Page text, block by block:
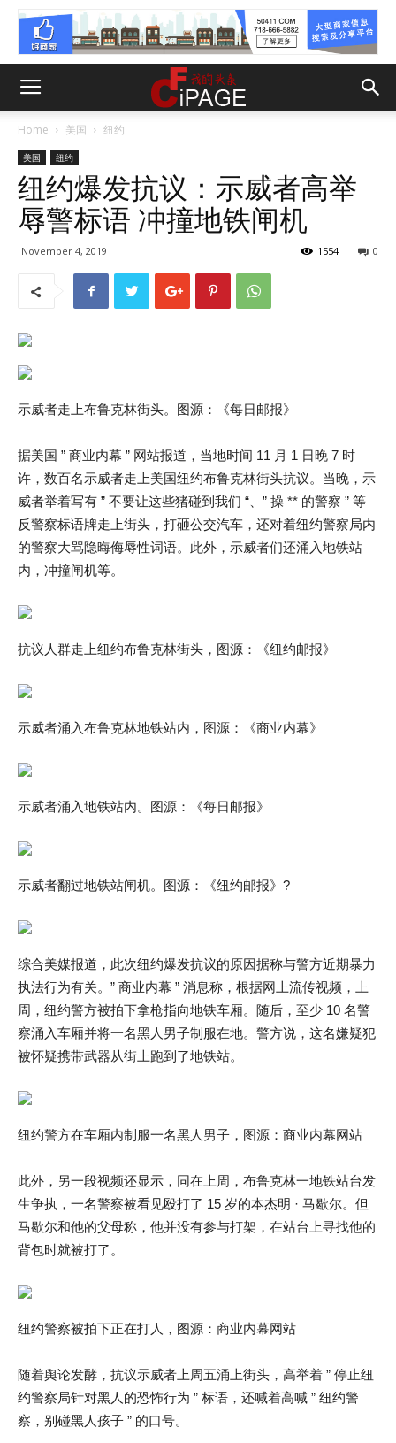
Home 美国 纽约
美国 纽约
纽约爆发抗议：示威者高举
辱警标语 冲撞地铁闸机
November 4, 2019 0
1554
示威者走上布鲁克林街头。图源：《每日邮报》
据美国 ” 商业内幕 ” 网站报道，当地时间 11 月 1 日晚 7 时
许，数百名示威者走上美国纽约布鲁克林街头抗议。当晚，示
威者举着写有 ” 不要让这些猪碰到我们 “、” 操 ** 的警察 ” 等
反警察标语牌走上街头，打砸公交汽车，还对着纽约警察局内
的警察大骂隐晦侮辱性词语。此外，示威者们还涌入地铁站
内，冲撞闸机等。
抗议人群走上纽约布鲁克林街头，图源：《纽约邮报》
示威者涌入布鲁克林地铁站内，图源：《商业内幕》
示威者涌入地铁站内。图源：《每日邮报》
示威者翻过地铁站闸机。图源：《纽约邮报》?
综合美媒报道，此次纽约爆发抗议的原因据称与警方近期暴力
执法行为有关。” 商业内幕 ” 消息称，根据网上流传视频，上
周，纽约警方被拍下拿枪指向地铁车厢。随后，至少 10 名警
察涌入车厢并将一名黑人男子制服在地。警方说，这名嫌疑犯
被怀疑携带武器从街上跑到了地铁站。
纽约警方在车厢内制服一名黑人男子，图源：商业内幕网站
此外，另一段视频还显示，同在上周，布鲁克林一地铁站台发
生争执，一名警察被看见殴打了 15 岁的本杰明 · 马歇尔。但
马歇尔和他的父母称，他并没有参与打架，在站台上寻找他的
背包时就被打了。
纽约警察被拍下正在打人，图源：商业内幕网站
随着舆论发酵，抗议示威者上周五涌上街头，高举着 ” 停止纽
约警察局针对黑人的恐怖行为 ” 标语，还喊着高喊 ” 纽约警
察，别碰黑人孩子 ” 的口号。